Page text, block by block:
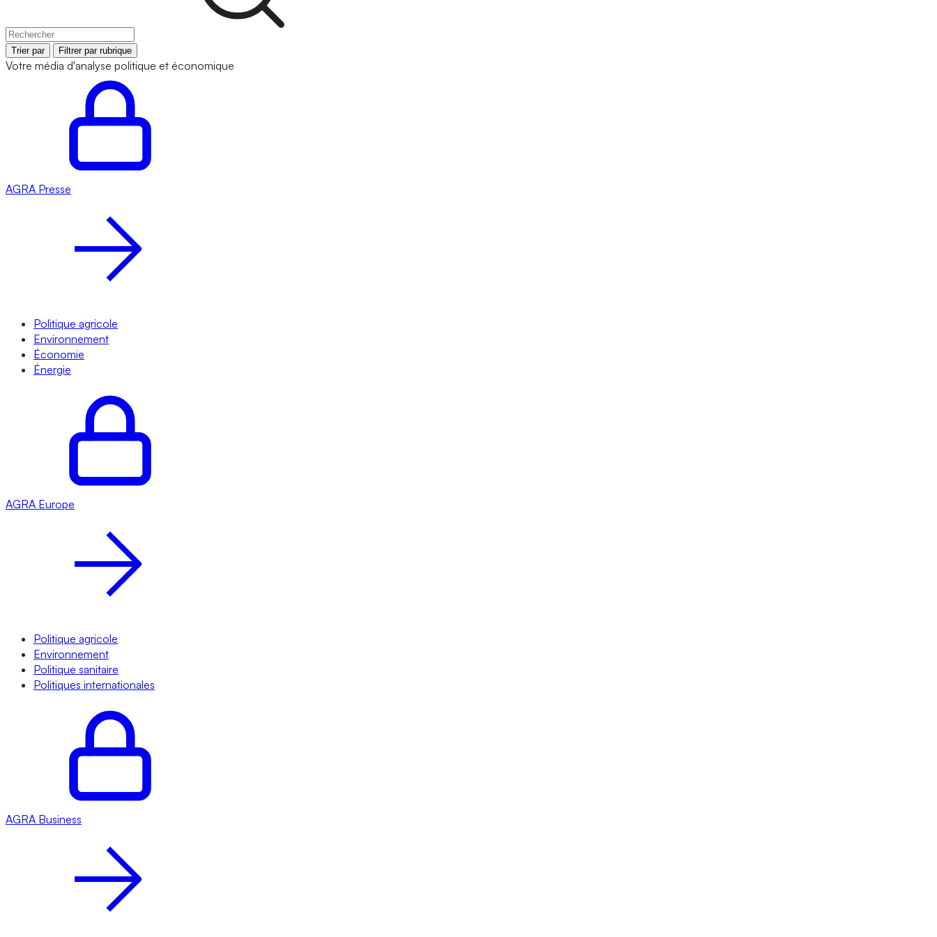
Trier par Filtrer par rubrique
Votre média d'analyse politique et économique
AGRA Presse
Politique agricole
Environnement
Économie
Énergie
AGRA Europe
Politique agricole
Environnement
Politique sanitaire
Politiques internationales
AGRA Business